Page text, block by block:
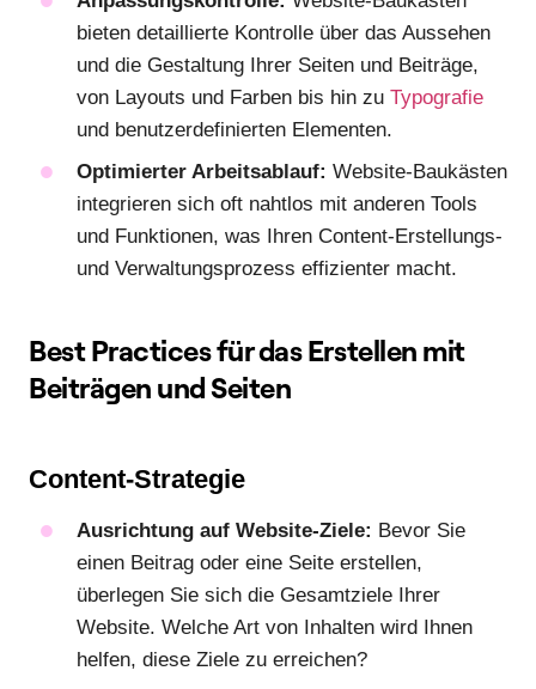
bieten detaillierte Kontrolle über das Aussehen
und die Gestaltung Ihrer Seiten und Beiträge,
von Layouts und Farben bis hin zu Typografie
und benutzerdefinierten Elementen.
Optimierter Arbeitsablauf: Website-Baukästen
integrieren sich oft nahtlos mit anderen Tools
und Funktionen, was Ihren Content-Erstellungs-
und Verwaltungsprozess effizienter macht.
Best Practices für das Erstellen mit
Beiträgen und Seiten
Content-Strategie
Ausrichtung auf Website-Ziele: Bevor Sie
einen Beitrag oder eine Seite erstellen,
überlegen Sie sich die Gesamtziele Ihrer
Website. Welche Art von Inhalten wird Ihnen
helfen, diese Ziele zu erreichen?